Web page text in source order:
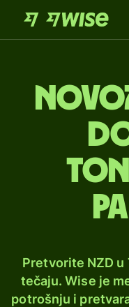
Pretvorite NZD u
tečaju. Wise je
potrošnju i